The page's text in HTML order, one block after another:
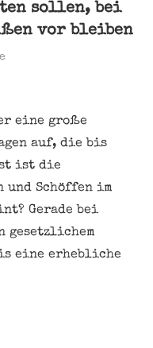
sollen, bei
vor bleiben
eine große
auf, die bis
ist die
Schöffen im
Gerade bei
gesetzlichem
eine erhebliche